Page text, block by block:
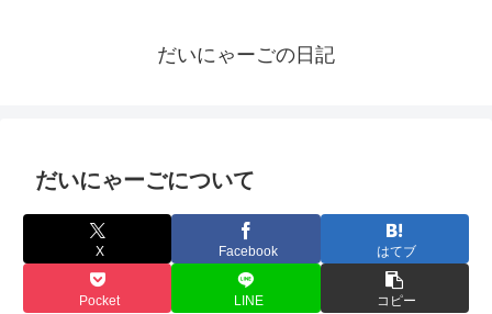
だいにゃーごの日記
だいにゃーごについて
X Facebook はてブ
Pocket LINE コピー